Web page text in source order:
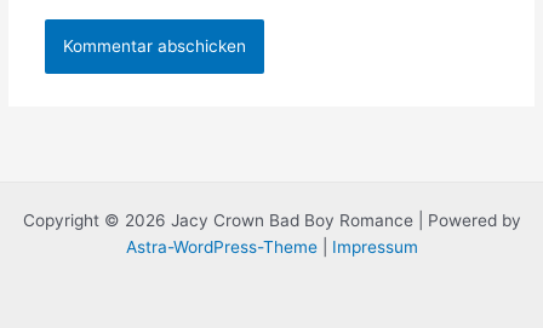
Copyright © 2026 Jacy Crown Bad Boy Romance | Powered by
Astra-WordPress-Theme| Impressum